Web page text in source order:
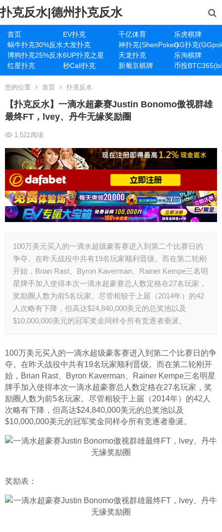
扑克反水|德州扑克反水
首页 EV扑克 千亿体育
乐虎棋牌
蜗牛扑克30%反水大发扑克 神扑克(ShenPoker)GG扑克
博狗扑克25%反水6UP扑克之星 天龙扑克
乐淘棋牌
红星扑克
秒Call扑克 新葡京棋牌 币投
您的位置 首页 扑克反水
【扑克反水】一滴水超豪赛Justin Bonomo傲视群雄
最终FT，lvey、丹牛无缘奖励圈
1,521阅读
100万美元买入的一滴水超级豪客赛进入到第二个比赛日的
争夺。在昨天战役中共有19名玩家顺利晋级。而在第二轮刚
开始，Brian Rast、Byron Kaverman、Rainer Kempe三名明
星牌手加入使得本次一滴水超豪赛总人数定格在27名玩家，
奖励圈人数为前5名玩家。尽管相较于上届（2014年）的42
人次略有下降，但高达$24,840,000美元的总奖池以及
$10,000,000美元的冠军奖金同样令所有竞逐者垂涎。
100万美元买入的一滴水超级豪客赛进入到第二个比赛日的争
夺。在昨天战役中共有19名玩家顺利晋级。而在第二轮刚开
始，Brian Rast、Byron Kaverman、Rainer Kempe三名明星
牌手加入使得本次一滴水超豪赛总人数定格在27名玩家，奖
励圈人数为前5名玩家。尽管相较于上届（2014年）的42人
次略有下降，但高达$24,840,000美元的总奖池以及
$10,000,000美元的冠军奖金同样令所有竞逐者垂涎。
奖励表：